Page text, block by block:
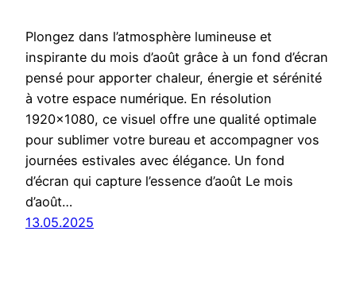
Plongez dans l’atmosphère lumineuse et
inspirante du mois d’août grâce à un fond d’écran
pensé pour apporter chaleur, énergie et sérénité
à votre espace numérique. En résolution
1920×1080, ce visuel offre une qualité optimale
pour sublimer votre bureau et accompagner vos
journées estivales avec élégance. Un fond
d’écran qui capture l’essence d’août Le mois
d’août…
13.05.2025